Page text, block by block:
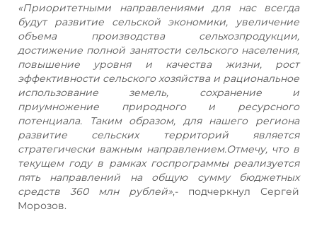
«Приоритетными направлениями для нас всегда
будут развитие сельской экономики, увеличение
объема производства сельхозпродукции,
достижение полной занятости сельского населения,
повышение уровня и качества жизни, рост
эффективности сельского хозяйства и рациональное
использование земель, сохранение и
приумножение природного и ресурсного
потенциала. Таким образом, для нашего региона
развитие сельских территорий является
стратегически важным направлением.Отмечу, что в
текущем году в рамках госпрограммы реализуется
пять направлений на общую сумму бюджетных
средств 360 млн рублей»,- подчеркнул Сергей
Морозов.